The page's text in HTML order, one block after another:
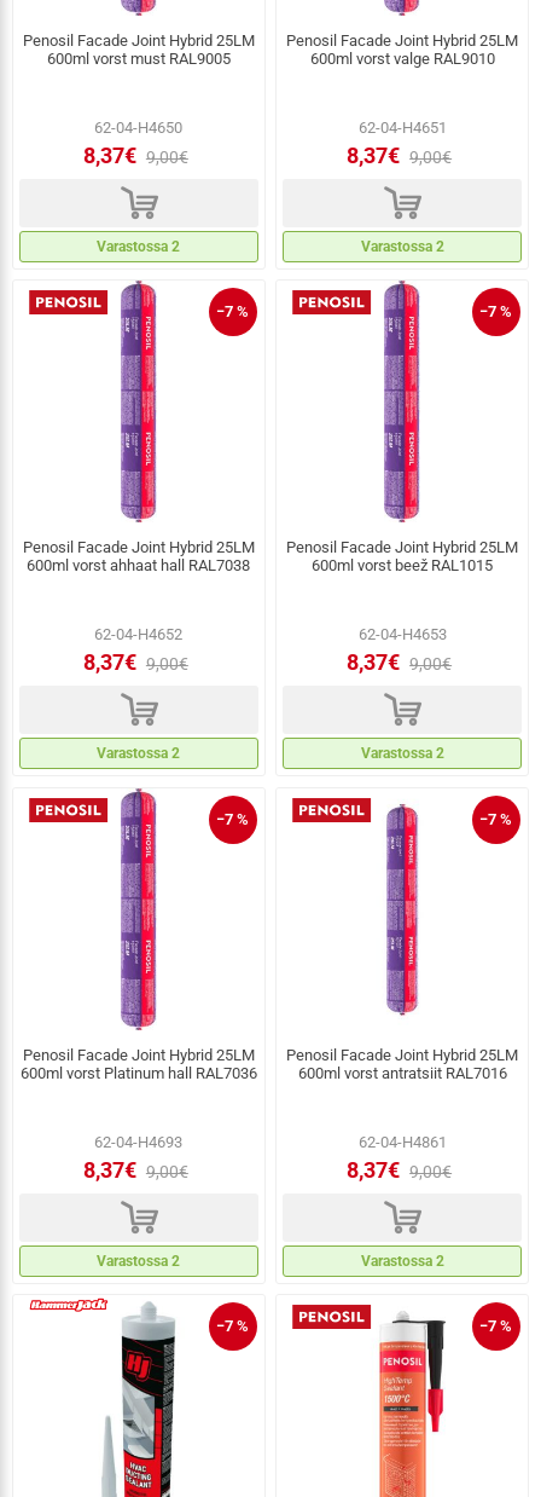
Penosil Facade Joint Hybrid 25LM
600ml vorst must RAL9005
62-04-H4650
8,37€ 9,00€
d
Varastossa 2
Penosil Facade Joint Hybrid 25LM
600ml vorst valge RAL9010
62-04-H4651
8,37€ 9,00€
d
Varastossa 2
−7 %
Penosil Facade Joint Hybrid 25LM
600ml vorst ahhaat hall RAL7038
62-04-H4652
8,37€ 9,00€
d
Varastossa 2
−7 %
Penosil Facade Joint Hybrid 25LM
600ml vorst beež RAL1015
62-04-H4653
8,37€ 9,00€
d
Varastossa 2
−7 %
Penosil Facade Joint Hybrid 25LM
600ml vorst Platinum hall RAL7036
62-04-H4693
8,37€ 9,00€
d
Varastossa 2
−7 %
Penosil Facade Joint Hybrid 25LM
600ml vorst antratsiit RAL7016
62-04-H4861
8,37€ 9,00€
d
Varastossa 2
−7 % −7 %